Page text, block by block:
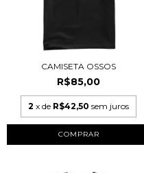
CAMISETA OSSOS
R$85,00
2 x de R$42,50 sem juros
COMPRAR